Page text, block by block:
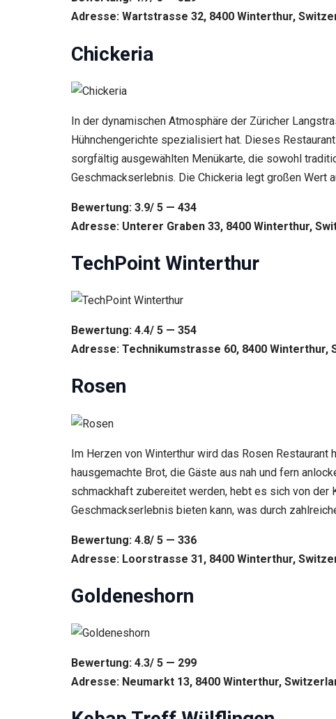
Adresse: Wartstrasse 32, 8400 Winterthur,
Chickeria
In der dynamischen Atmosphäre der Züricher
Hühnchengerichte spezialisiert hat. Dieses
sorgfältig ausgewählten Menükarte, die sowohl
Geschmackserlebnis. Die Chickeria legt großen Wert
Bewertung: 3.9/ 5 — 434
Adresse: Unterer Graben 33, 8400 Winterthur,
TechPoint Winterthur
Bewertung: 4.4/ 5 — 354
Adresse: Technikumstrasse 60, 8400 Winterthur,
Rosen
Im Herzen von Winterthur wird das Rosen
hausgemachte Brot, die Gäste aus nah und fern
schmackhaft zubereitet werden, hebt es sich von der
Geschmackserlebnis bieten kann, was durch
Bewertung: 4.8/ 5 — 336
Adresse: Loorstrasse 31, 8400 Winterthur,
Goldeneshorn
Bewertung: 4.3/ 5 — 299
Adresse: Neumarkt 13, 8400 Winterthur,